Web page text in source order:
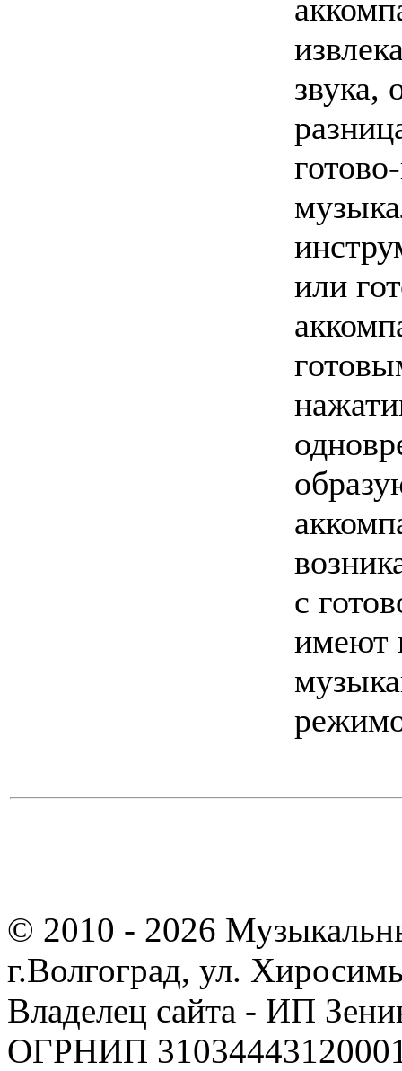
звука,
или
с
имеют
© 2010 - 2026
г.Волгоград, ул.
Владелец сайта - ИП
ОГРНИП